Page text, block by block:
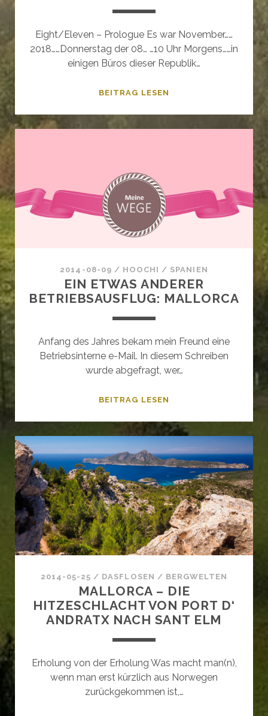
Eight/Eleven – Prologue Es war November……
2018……Donnerstag der 08… …10 Uhr Morgens……in
einigen Büros dieser Republik…
BEITRAG LESEN
2014-08-09 / HOOCHI / SPANIEN
EIN ETWAS ANDERER
BETRIEBSAUSFLUG: MALLORCA
Anfang des Jahres bekam mein Freund eine
Betriebsinterne e-Mail. In diesem Schreiben
wurde abgefragt, wer…
BEITRAG LESEN
ANDERER
BETRIEBSAUSFLUG:
MALLORCA
2014-05-25 / DASFLOSEN / BERGWELTEN
MALLORCA – DIE
HITZESCHLACHT VON PORT D‘
ANDRATX NACH SANT ELM
Erholung von der Erholung Was macht man(n),
wenn man erst kürzlich aus Norwegen
zurückgekommen ist,…